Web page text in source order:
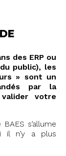
des ERP ou
public), les
» sont un
par la
votre
s’allume
il n’y a plus